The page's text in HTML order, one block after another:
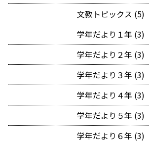
文教トピックス (5)
学年だより１年 (3)
学年だより２年 (3)
学年だより３年 (3)
学年だより４年 (3)
学年だより５年 (3)
学年だより６年 (3)